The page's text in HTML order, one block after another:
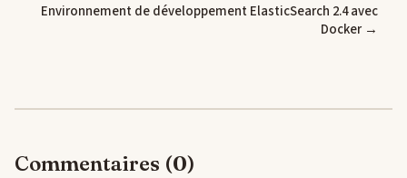
Environnement de développement ElasticSearch 2.4 avec
Docker →
Commentaires (0)